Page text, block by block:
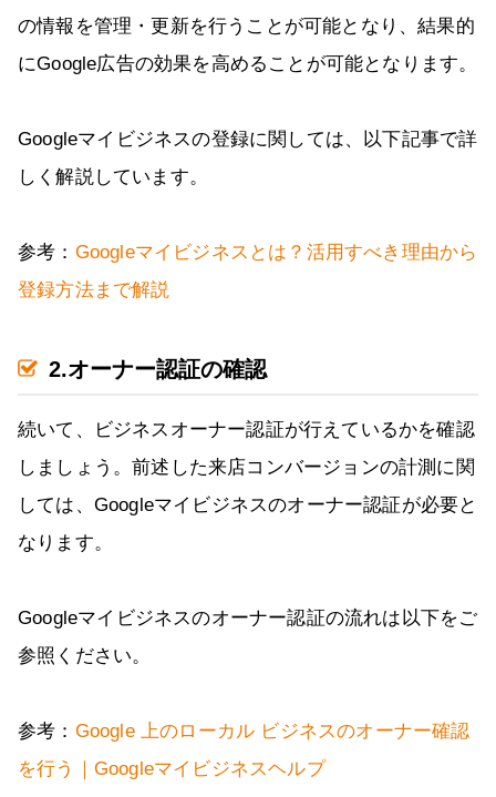
の情報を管理・更新を行うことが可能となり、結果的
にGoogle広告の効果を高めることが可能となります。
Googleマイビジネスの登録に関しては、以下記事で詳
しく解説しています。
参考： Googleマイビジネスとは？活用すべき理由から
登録方法まで解説
2.オーナー認証の確認
続いて、ビジネスオーナー認証が行えているかを確認
しましょう。前述した来店コンバージョンの計測に関
しては、Googleマイビジネスのオーナー認証が必要と
なります。
Googleマイビジネスのオーナー認証の流れは以下をご
参照ください。
参考： Google 上のローカル ビジネスのオーナー確認
を行う｜Googleマイビジネスヘルプ